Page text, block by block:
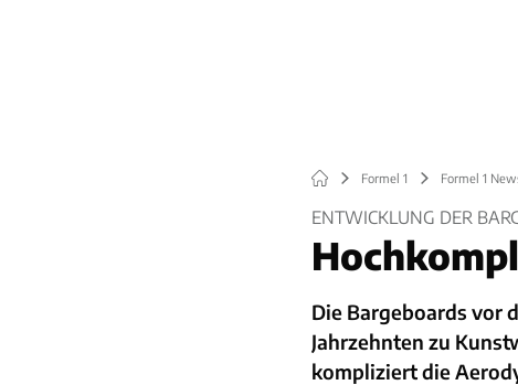
Formel 1 Formel 1
ENTWICKLUNG DER
Die Bargeboards vor
Jahrzehnten zu
kompliziert die